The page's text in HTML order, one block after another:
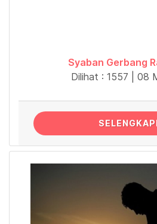
Syaban Gerbang
Dilihat : 1557 | 08